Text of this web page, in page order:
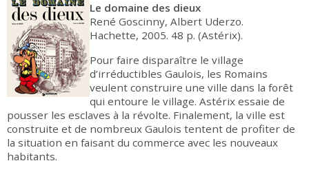
Le domaine des dieux
René Goscinny, Albert Uderzo.
Hachette, 2005. 48 p. (Astérix).
Pour faire disparaître le village
d’irréductibles Gaulois, les Romains
veulent construire une ville dans la forêt
qui entoure le village. Astérix essaie de
pousser les esclaves à la révolte. Finalement, la ville est
construite et de nombreux Gaulois tentent de profiter de
la situation en faisant du commerce avec les nouveaux
habitants.